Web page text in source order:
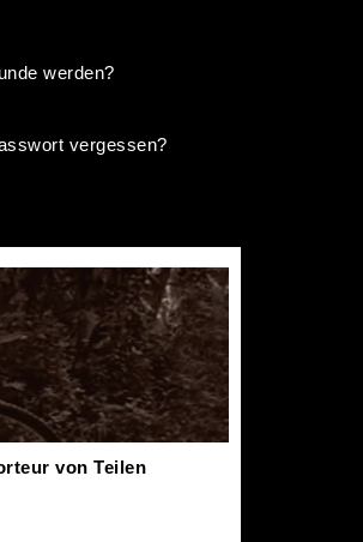
werden?
vergessen?
von Teilen